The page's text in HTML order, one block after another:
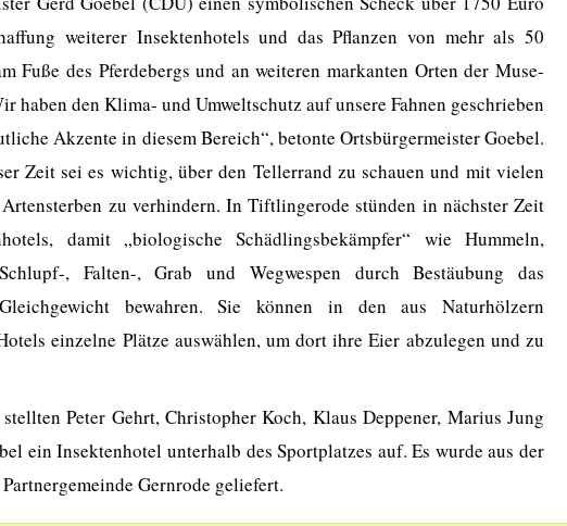
weiterer Insektenhotels und das Pflanzen von mehr als 50
Fuße des Pferdebergs und an weiteren markanten Orten der Muse-
haben den Klima- und Umweltschutz auf unsere Fahnen geschrieben
Akzente in diesem Bereich“, betonte Ortsbürgermeister Goebel.
Zeit sei es wichtig, über den Tellerrand zu schauen und mit vielen
zu verhindern. In Tiftlingerode stünden in nächster Zeit
damit „biologische Schädlingsbekämpfer“ wie Hummeln,
, Falten-, Grab und Wegwespen durch Bestäubung das
bewahren. Sie können in den aus Naturhölzern
einzelne Plätze auswählen, um dort ihre Eier abzulegen und zu
Peter Gehrt, Christopher Koch, Klaus Deppener, Marius Jung
ein Insektenhotel unterhalb des Sportplatzes auf. Es wurde aus der
Gernrode geliefert.